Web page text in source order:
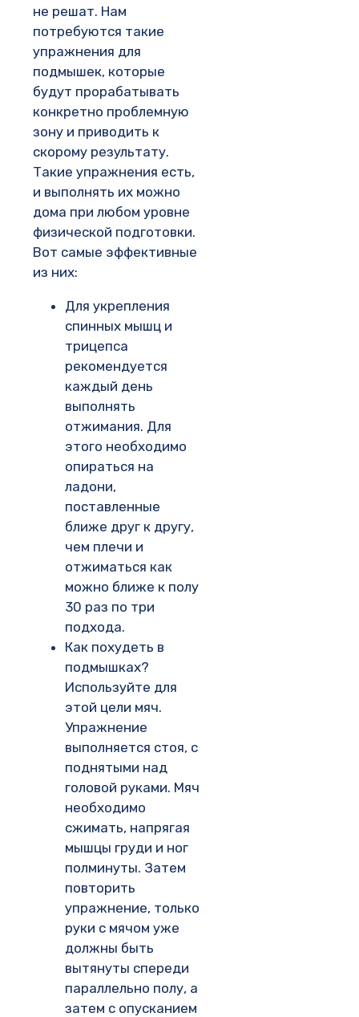
не решат. Нам
потребуются такие
упражнения для
подмышек, которые
будут прорабатывать
конкретно проблемную
зону и приводить к
скорому результату.
Такие упражнения есть,
и выполнять их можно
дома при любом уровне
физической подготовки.
Вот самые эффективные
из них:
Для укрепления
спинных мышц и
трицепса
рекомендуется
каждый день
выполнять
отжимания. Для
этого необходимо
опираться на
ладони,
поставленные
ближе друг к другу,
чем плечи и
отжиматься как
можно ближе к полу
30 раз по три
подхода.
Как похудеть в
подмышках?
Используйте для
этой цели мяч.
Упражнение
выполняется стоя, с
поднятыми над
головой руками. Мяч
необходимо
сжимать, напрягая
мышцы груди и ног
полминуты. Затем
повторить
упражнение, только
руки с мячом уже
должны быть
вытянуты спереди
параллельно полу, а
затем с опусканием